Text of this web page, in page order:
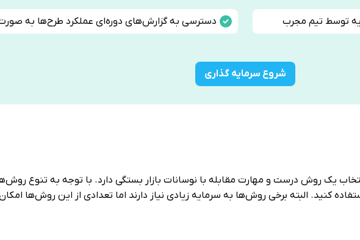
توسط تیم مجرب دسترسی به گزارش‌های دوره‌ای عملکرد طرح‌ها به
شروع سرمایه گذاری
یک روش درست و مهارت مقابله با نوسانات بازار بستگی ‏دارد. با توجه به تنوع
‏کنید. البته برخی روش‌ها به سرمایه زیادی نیاز دارند اما تعدادی از این روش‌ها امکان